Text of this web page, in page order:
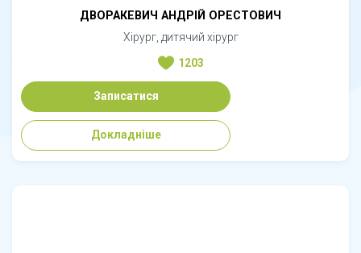
ДВОРАКЕВИЧ АНДРІЙ ОРЕСТОВИЧ
Хірург, дитячий хірург
1203
Записатися
Докладніше